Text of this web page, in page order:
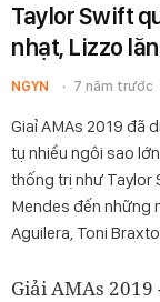
Taylor Swift
nhạt, Lizzo
NGYN 7 năm trước
Giaỉ AMAs 2019 đã
tụ nhiều ngôi sao
thống trị như Taylor
Mendes đến những
Aguilera, Toni
Giải AMAs 2019